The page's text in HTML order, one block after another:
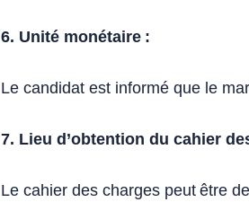
6. Unité monétaire :
Le candidat est informé que le
7. Lieu d’obtention du cahier
Le cahier des charges peut être